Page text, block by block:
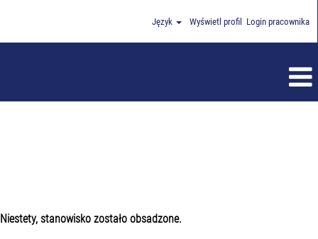
Język Wyświetl profil Login pracownika
Niestety, stanowisko zostało obsadzone.